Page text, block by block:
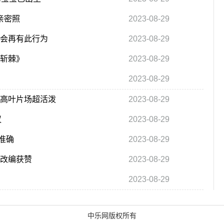
密照 2023-08-29
再有此行为 2023-08-29
棘》 2023-08-29
2023-08-29
叶片场超活泼 2023-08-29
2023-08-29
确 2023-08-29
编获赞 2023-08-29
2023-08-29
中乐网版权所有